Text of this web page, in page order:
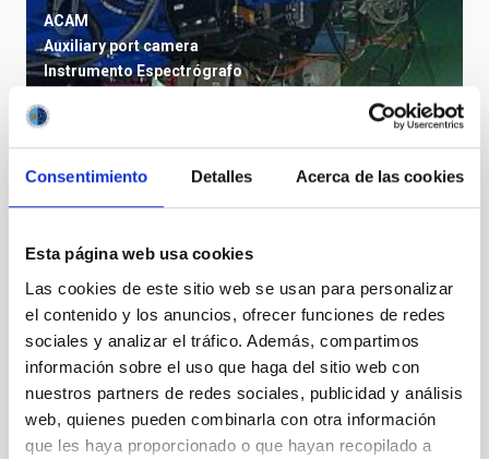
Consentimiento Detalles Acerca de las cookies
Esta página web usa cookies
Las cookies de este sitio web se usan para personalizar
el contenido y los anuncios, ofrecer funciones de redes
sociales y analizar el tráfico. Además, compartimos
información sobre el uso que haga del sitio web con
nuestros partners de redes sociales, publicidad y análisis
web, quienes pueden combinarla con otra información
que les haya proporcionado o que hayan recopilado a
ACAM
Auxiliary port camera
InstrumentoEspectrógrafo
SQM ORM
Sky Quality Meter ORM